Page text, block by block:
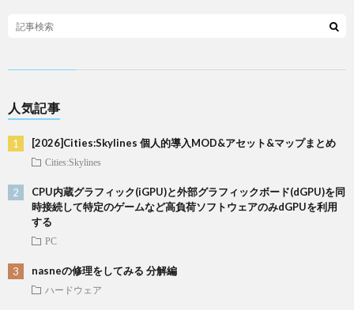
人気記事
[2026]Cities:Skylines 個人的導入MOD&アセット&マップまとめ
Cities:Skylines
CPU内蔵グラフィック(iGPU)と外部グラフィックボード(dGPU)を同
時接続して特定のゲームなど高負荷ソフトウェアのみdGPUを利用
する
PC
nasneの修理をしてみる 分解編
ハードウェア